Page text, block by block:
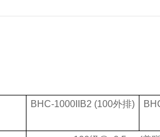
BHC-1000IIB2 (100外排)